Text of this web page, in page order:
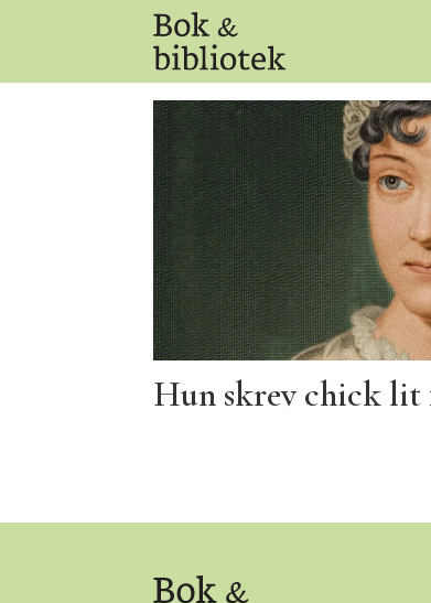
Hun skrev chick lit